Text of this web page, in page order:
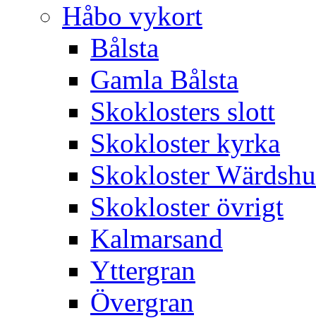
Håbo vykort
Bålsta
Gamla Bålsta
Skoklosters slott
Skokloster kyrka
Skokloster
Skokloster övrigt
Kalmarsand
Yttergran
Övergran